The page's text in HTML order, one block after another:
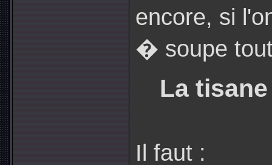
encore, si
� soupe
La
Il faut :